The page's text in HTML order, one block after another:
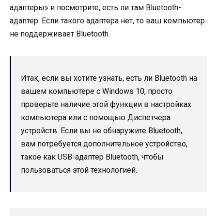
адаптеры» и посмотрите, есть ли там Bluetooth-
адаптер. Если такого адаптера нет, то ваш компьютер
не поддерживает Bluetooth.
Итак, если вы хотите узнать, есть ли Bluetooth на
вашем компьютере с Windows 10, просто
проверьте наличие этой функции в настройках
компьютера или с помощью Диспетчера
устройств. Если вы не обнаружите Bluetooth,
вам потребуется дополнительное устройство,
такое как USB-адаптер Bluetooth, чтобы
пользоваться этой технологией.